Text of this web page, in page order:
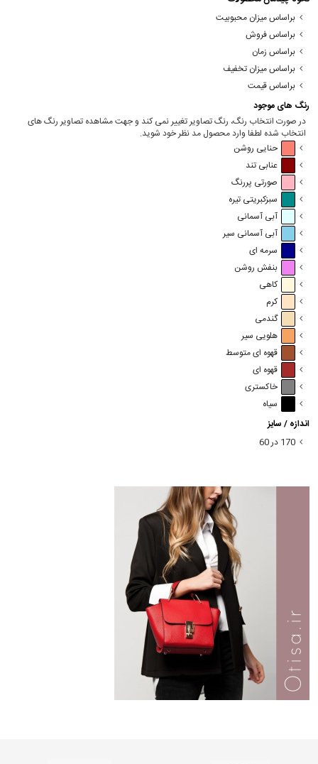
براساس میزان محبوبیت
براساس فروش
براساس زمان
براساس میزان تخفیف
براساس قیمت
رنگ های موجود
در صورت انتخاب رنگ، رنگ تصاویر تغییر نمی کند و جهت مشاهده تصاویر رنگ های
انتخاب شده لطفا وارد محصول مد نظر خود شوید.
حنایی روشن
عنابی تند
صورتی پررنگ
سبزکبریتی تیره
آبی آسمانی
آبی آسمانی سیر
سرمه ای
بنفش روشن
کاهی
کرم
گندمی
هلویی سیر
قهوه ای متوسط
قهوه ای
خاکستری
سیاه
اندازه / سایز
170 در 60